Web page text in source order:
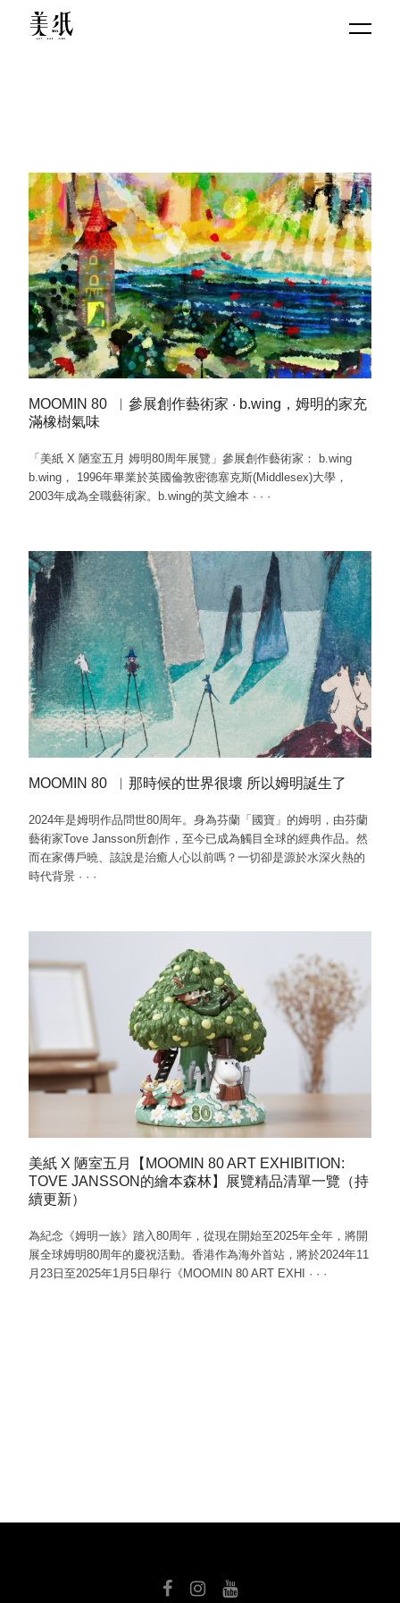
MOOMIN 80 ︳參展創作藝術家 ‧ b.wing，姆明的家充
滿橡樹氣味
「美紙 X 陋室五月 姆明80周年展覽」參展創作藝術家： b.wing
b.wing， 1996年畢業於英國倫敦密德塞克斯(Middlesex)大學，
2003年成為全職藝術家。b.wing的英文繪本 · · ·
MOOMIN 80 ︳那時候的世界很壞 所以姆明誕生了
2024年是姆明作品問世80周年。身為芬蘭「國寶」的姆明，由芬蘭
藝術家Tove Jansson所創作，至今已成為觸目全球的經典作品。然
而在家傳戶曉、該說是治癒人心以前嗎？一切卻是源於水深火熱的
時代背景 · · ·
美紙 X 陋室五月【MOOMIN 80 ART EXHIBITION:
TOVE JANSSON的繪本森林】展覽精品清單一覽（持
續更新）
為紀念《姆明一族》踏入80周年，從現在開始至2025年全年，將開
展全球姆明80周年的慶祝活動。香港作為海外首站，將於2024年11
月23日至2025年1月5日舉行《MOOMIN 80 ART EXHI · · ·